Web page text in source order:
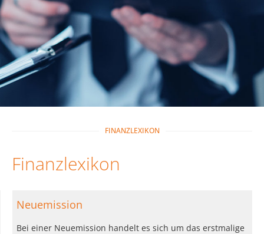
FINANZLEXIKON
Finanzlexikon
Neuemission
Bei einer Neuemission handelt es sich um das erstmalige